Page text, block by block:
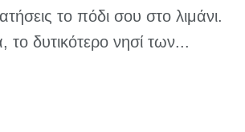
το πόδι σου στο λιμάνι.
το δυτικότερο νησί των...